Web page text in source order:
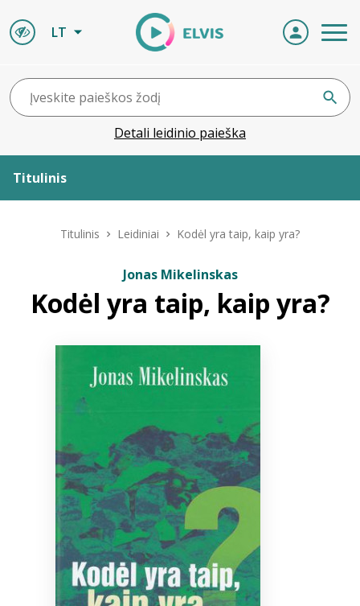
LT
Detali leidinio paieška
Titulinis
ELVIS atvyksta
Bibliotekoms
Titulinis Leidiniai Kodėl yra taip, kaip yra?
Jonas Mikelinskas
Kodėl yra taip, kaip yra?